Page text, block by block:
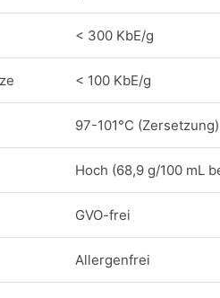
< 300 KbE/g
< 100 KbE/g
97-101°C (Zersetzung)
Hoch (68,9 g/100 mL
GVO-frei
Allergenfrei